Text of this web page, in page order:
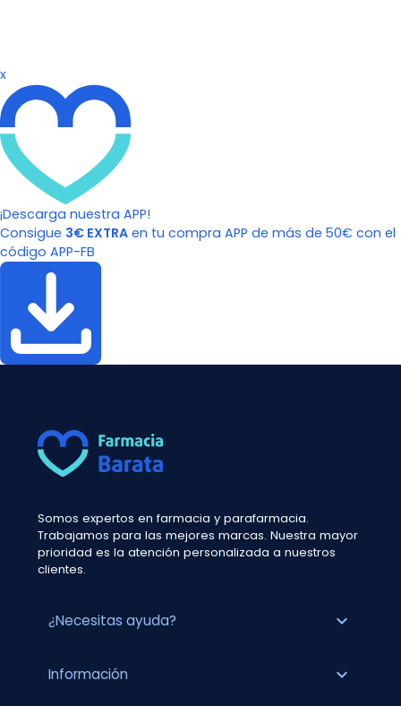
x
¡Descarga nuestra APP!
Consigue 3€ EXTRA en tu compra APP de más de 50€ con el
código APP-FB
Somos expertos en farmacia y parafarmacia.
Trabajamos para las mejores marcas. Nuestra mayor
prioridad es la atención personalizada a nuestros
clientes.
¿Necesitas ayuda? expand_more
Información expand_more